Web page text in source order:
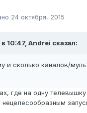
24 октября, 2015
10:47, Andrei сказал:
и сколько каналов/
где на одну